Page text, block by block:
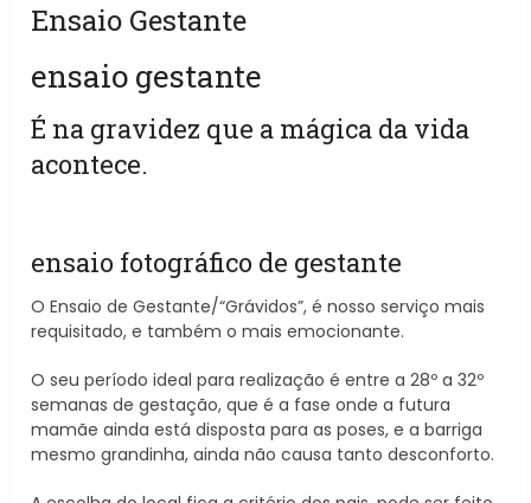
Ensaio Gestante
ensaio gestante
É na gravidez que a mágica da vida
acontece.
ensaio fotográfico de gestante
O Ensaio de Gestante/“Grávidos”, é nosso serviço mais
requisitado, e também o mais emocionante.
O seu período ideal para realização é entre a 28º a 32º
semanas de gestação, que é a fase onde a futura
mamãe ainda está disposta para as poses, e a barriga
mesmo grandinha, ainda não causa tanto desconforto.